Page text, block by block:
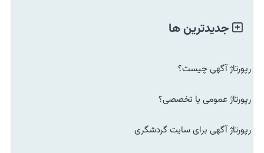
جدیدترین ها
رپورتاژ آگهی چیست؟
رپورتاژ عمومی یا تخصصی؟
رپورتاژ آگهی برای سایت گردشگری